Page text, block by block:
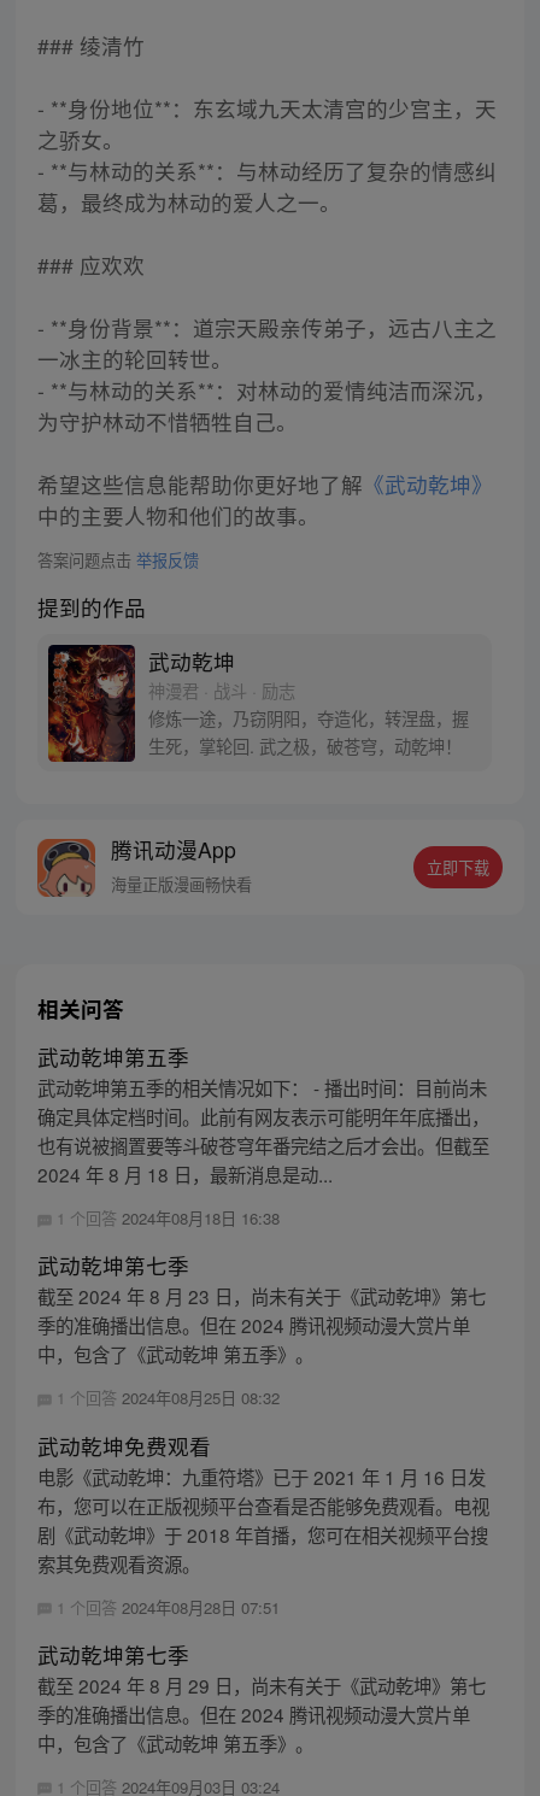
### 绫清竹
- **身份地位**：东玄域九天太清宫的少宫主，天
之骄女。
- **与林动的关系**：与林动经历了复杂的情感纠
葛，最终成为林动的爱人之一。
### 应欢欢
- **身份背景**：道宗天殿亲传弟子，远古八主之
一冰主的轮回转世。
- **与林动的关系**：对林动的爱情纯洁而深沉，
为守护林动不惜牺牲自己。
希望这些信息能帮助你更好地了解 《武动乾坤》
中的主要人物和他们的故事。
答案问题点击 举报反馈
提到的作品
武动乾坤
神漫君 · 战斗 · 励志
修炼一途，乃窃阴阳，夺造化，转涅盘，握
生死，掌轮回. 武之极，破苍穹，动乾坤！
腾讯动漫App
海量正版漫画畅快看
立即下载
相关问答
武动乾坤第五季
武动乾坤第五季的相关情况如下： - 播出时间：目前尚未
确定具体定档时间。此前有网友表示可能明年年底播出，
也有说被搁置要等斗破苍穹年番完结之后才会出。但截至
2024 年 8 月 18 日，最新消息是动...
1 个回答 2024年08月18日 16:38
武动乾坤第七季
截至 2024 年 8 月 23 日，尚未有关于《武动乾坤》第七
季的准确播出信息。但在 2024 腾讯视频动漫大赏片单
中，包含了《武动乾坤 第五季》。
1 个回答 2024年08月25日 08:32
武动乾坤免费观看
电影《武动乾坤：九重符塔》已于 2021 年 1 月 16 日发
布，您可以在正版视频平台查看是否能够免费观看。电视
剧《武动乾坤》于 2018 年首播，您可在相关视频平台搜
索其免费观看资源。
1 个回答 2024年08月28日 07:51
武动乾坤第七季
截至 2024 年 8 月 29 日，尚未有关于《武动乾坤》第七
季的准确播出信息。但在 2024 腾讯视频动漫大赏片单
中，包含了《武动乾坤 第五季》。
1 个回答 2024年09月03日 03:24